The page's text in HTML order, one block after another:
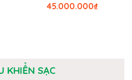
₫
45.000.000
KHIỂN SẠC